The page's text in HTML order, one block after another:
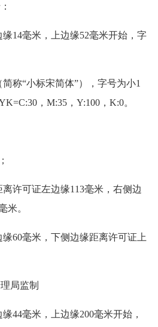
缘14毫米，上边缘52毫米开始，字
简称“小标宋简体”），字号为小1
，M:35，Y:100，K:0。
离许可证左边缘113毫米，右侧边
米。
缘60毫米，下侧边缘距离许可证上
局监制
缘44毫米，上边缘200毫米开始，